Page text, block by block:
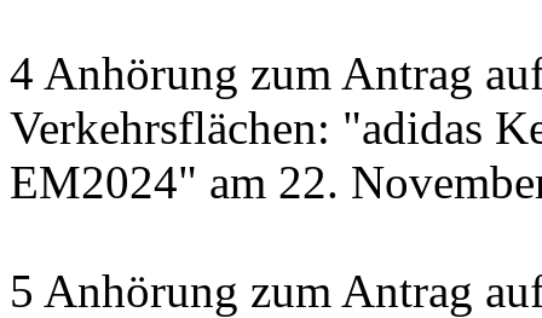
4 Anhörung zum Antrag
Verkehrsflächen: "adidas
EM2024" am 22.
5 Anhörung zum Antrag